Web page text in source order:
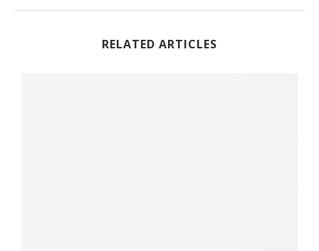
RELATED ARTICLES